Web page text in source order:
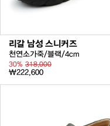
리갈 남성 스니커즈
천연소가죽/블랙/4cm
30% 318,000
₩222,600